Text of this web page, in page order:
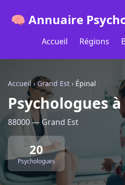
🧠 Annuaire
Accueil Régions
Accueil› Grand Est › Épinal
Psychologues
88000 — Grand Est
20
Psychologues